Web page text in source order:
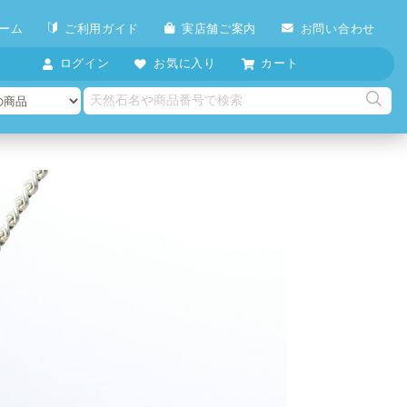
ム ご利用ガイド 実店舗ご案内 お問い合わせ
ログイン お気に入り カート